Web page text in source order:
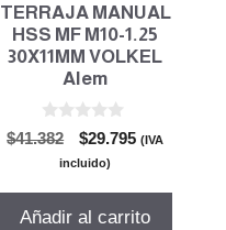
TERRAJA MANUAL
HSS MF M10-1.25
30X11MM VOLKEL
Alem
0
d
$41.382
El
precio
era:
$29.795El(IVA
incluido)
Añadir al carrito